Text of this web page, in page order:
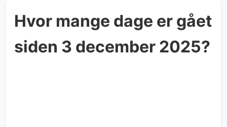
Hvor mange dage er gået
siden 3 december 2025?